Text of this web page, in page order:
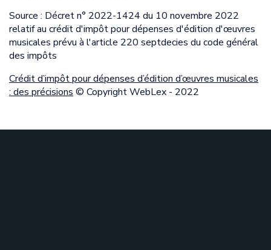
Source : Décret n° 2022-1424 du 10 novembre 2022
relatif au crédit d'impôt pour dépenses d'édition d'œuvres
musicales prévu à l'article 220 septdecies du code général
des impôts
Crédit d’impôt pour dépenses d’édition d’œuvres musicales
: des précisions © Copyright WebLex - 2022